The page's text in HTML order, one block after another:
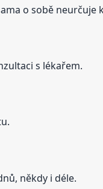
o sobě neurčuje
s lékařem.
někdy i déle.